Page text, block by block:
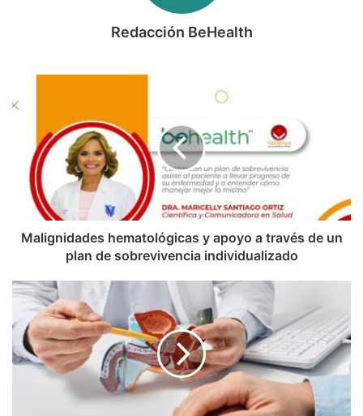
Redacción BeHealth
Malignidades hematológicas y apoyo a través de un
plan de sobrevivencia individualizado